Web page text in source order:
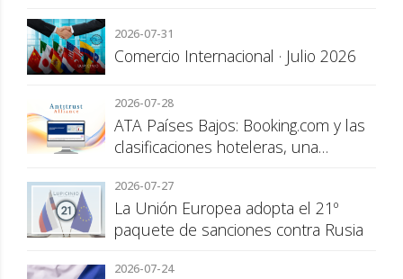
2026-07-31
Comercio Internacional · Julio 2026
2026-07-28
ATA Países Bajos: Booking.com y las
clasificaciones hoteleras, una
consumidor
2026-07-27
La Unión Europea adopta el 21º
paquete de sanciones contra Rusia
2026-07-24